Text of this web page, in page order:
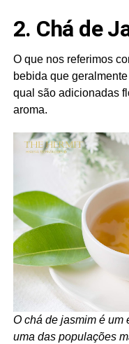
2. Chá de
O que nos referimos
bebida que
qual são adicionadas
aroma.
O chá de jasmim é um
uma das populações